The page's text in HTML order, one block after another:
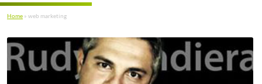
Home » web marketing